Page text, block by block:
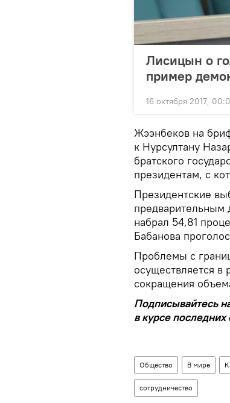
Лисицын о
пример
16 октября 2017,
Жээнбеков на
к Нурсултану
братского
президентам, с
Президентские
предварительным
набрал 54,81
Бабанова
Проблемы с
осуществляется в
сокращения
Подписывайтесь
в курсе
Общество В мире
сотрудничество